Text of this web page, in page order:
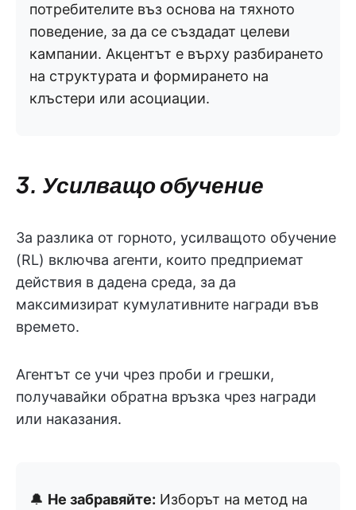
потребителите въз основа на тяхното
поведение, за да се създадат целеви
кампании. Акцентът е върху разбирането
на структурата и формирането на
клъстери или асоциации.
3. Усилващо обучение
За разлика от горното, усилващото обучение
(RL) включва агенти, които предприемат
действия в дадена среда, за да
максимизират кумулативните награди във
времето.
Агентът се учи чрез проби и грешки,
получавайки обратна връзка чрез награди
или наказания.
🔔 Не забравяйте: Изборът на метод на